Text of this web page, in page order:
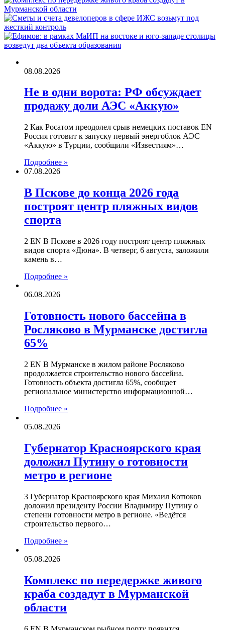
08.08.2026
Не в одни ворота: РФ обсуждает
продажу доли АЭС «Аккую»
2 Как Росатом преодолел срыв немецких поставок EN
Россия готовит к запуску первый энергоблок АЭС
«Аккую» в Турции, сообщили «Известиям»…
Подробнее »
07.08.2026
В Пскове до конца 2026 года
построят центр пляжных видов
спорта
2 EN В Пскове в 2026 году построят центр пляжных
видов спорта «Дюна». В четверг, 6 августа, заложили
камень в…
Подробнее »
06.08.2026
Готовность нового бассейна в
Росляково в Мурманске достигла
65%
2 EN В Мурманске в жилом районе Росляково
продолжается строительство нового бассейна.
Готовность объекта достигла 65%, сообщает
региональное министерство информационной…
Подробнее »
05.08.2026
Губернатор Красноярского края
доложил Путину о готовности
метро в регионе
3 Губернатор Красноярского края Михаил Котюков
доложил президенту России Владимиру Путину о
степени готовности метро в регионе. «Ведётся
строительство первого…
Подробнее »
05.08.2026
Комплекс по передержке живого
краба создадут в Мурманской
области